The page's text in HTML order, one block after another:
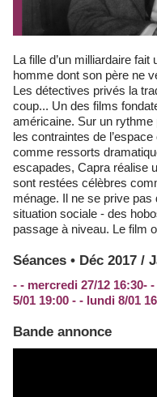
La fille d’un milliardaire fait une fugue pour aller épouser un
homme dont son père ne
Les détectives privés la
coup... Un des films
américaine. Sur un
les contraintes de
comme ressorts
escapades, Capra réalise
sont restées célèbres
ménage. Il ne se prive pas
situation sociale - des
passage à niveau. Le film
Séances • Déc 2017 /
- - mercredi 27/12 16:30- - dimanche 31/12 20:45 - - vendredi
5/01 19:00 - - lundi 8/01
Bande annonce